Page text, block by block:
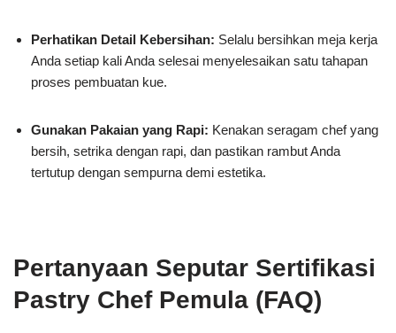
Perhatikan Detail Kebersihan: Selalu bersihkan meja kerja
Anda setiap kali Anda selesai menyelesaikan satu tahapan
proses pembuatan kue.
Gunakan Pakaian yang Rapi: Kenakan seragam chef yang
bersih, setrika dengan rapi, dan pastikan rambut Anda
tertutup dengan sempurna demi estetika.
Pertanyaan Seputar Sertifikasi
Pastry Chef Pemula (FAQ)